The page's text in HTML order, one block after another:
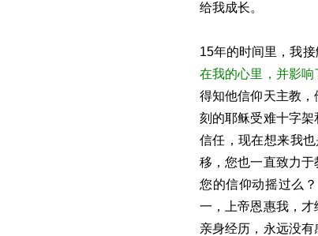
给我成长。
15年的时间里，我
在我的心里，并影响
得知他信仰天主教
刻的耶稣受难十字
信任，现在想来我
移，您也一直致力
您的信仰动摇过么
一，上帝恩惠我，
亲身经历，永远没